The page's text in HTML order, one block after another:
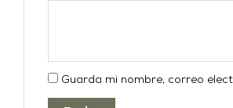
Guarda mi nombre, correo